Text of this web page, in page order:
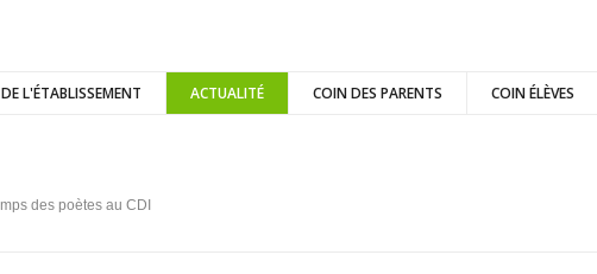
L'ÉTABLISSEMENT ACTUALITÉ COIN DES PARENTS COIN ÉLÈVES
des poètes au CDI